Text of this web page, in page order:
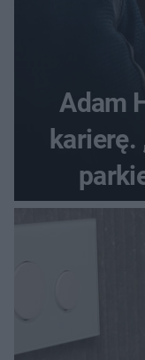
Adam
karierę.